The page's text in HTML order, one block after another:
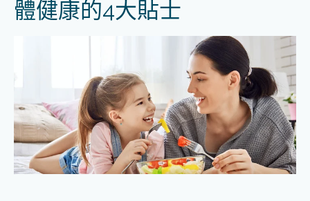
體健康的4大貼士